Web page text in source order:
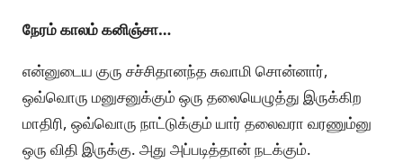
நேரம் காலம் கனிஞ்சா…
என்னுடைய குரு சச்சிதானந்த சுவாமி சொன்னார்,
ஒவ்வொரு மனுசனுக்கும் ஒரு தலையெழுத்து இருக்கிற
மாதிரி, ஒவ்வொரு நாட்டுக்கும் யார் தலைவரா வரணும்னு
ஒரு விதி இருக்கு. அது அப்படித்தான் நடக்கும்.